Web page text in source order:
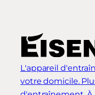
L'appareil
votre domicile.